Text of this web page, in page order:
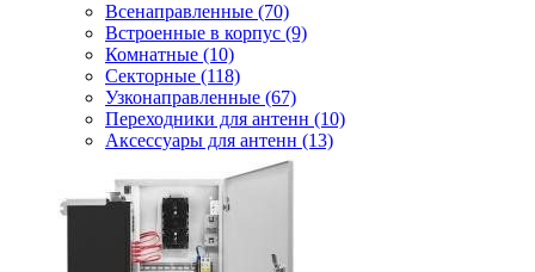
Всенаправленные (70)
Встроенные в корпус (9)
Комнатные (10)
Секторные (118)
Узконаправленные (67)
Переходники для антенн (10)
Аксессуары для антенн (13)